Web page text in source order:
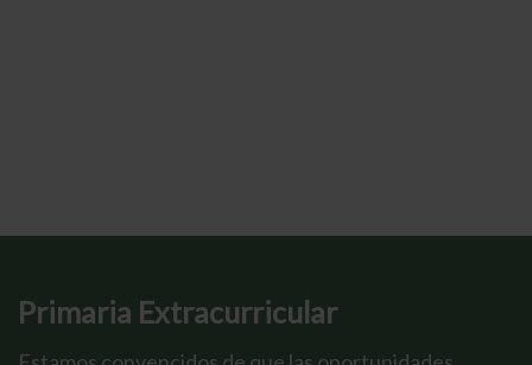
Primaria Extracurricular